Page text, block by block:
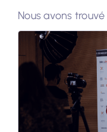
Nous avons